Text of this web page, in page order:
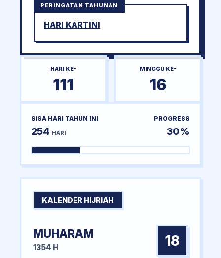
PERINGATAN TAHUNAN
HARI KARTINI
HARI KE-
111
MINGGU KE-
16
SISA HARI TAHUN INI
254 HARI
PROGRESS
30%
KALENDER HIJRIAH
MUHARAM
1354 H 18